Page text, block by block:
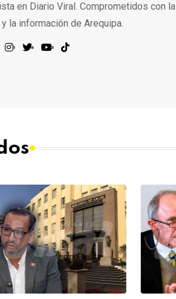
en Diario Viral. Comprometidos con la
la información de Arequipa.